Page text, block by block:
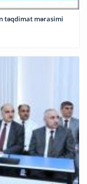
təqdimat mərasimi